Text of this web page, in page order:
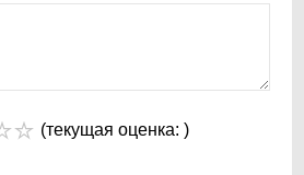
(текущая оценка: )